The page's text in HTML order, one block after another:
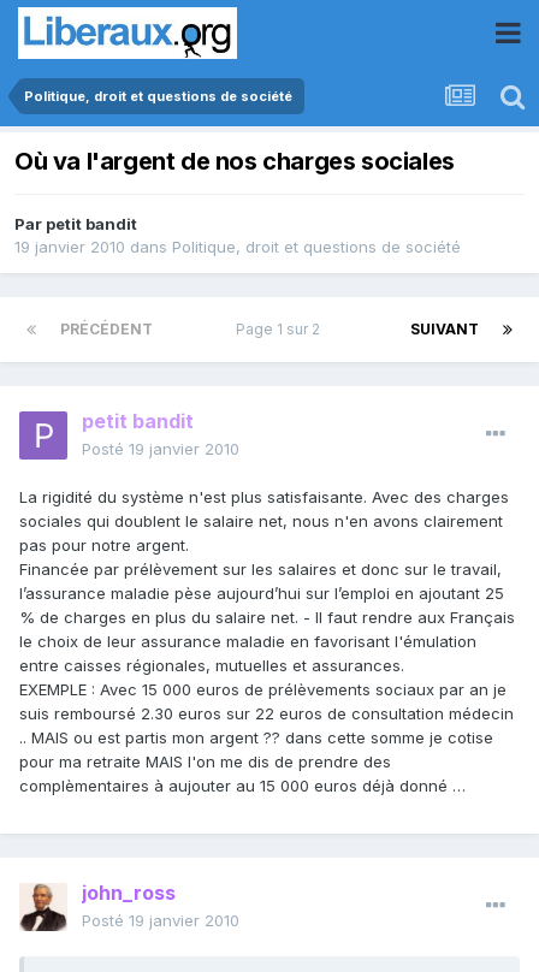
Politique, droit et questions de société
Où va l'argent de nos charges sociales
Par petit bandit
19 janvier 2010 dans Politique, droit et questions de société
PRÉCÉDENT SUIVANT
Page 1 sur 2
petit bandit
Posté 19 janvier 2010
La rigidité du système n'est plus satisfaisante. Avec des charges
sociales qui doublent le salaire net, nous n'en avons clairement
pas pour notre argent.
Financée par prélèvement sur les salaires et donc sur le travail,
l’assurance maladie pèse aujourd’hui sur l’emploi en ajoutant 25
% de charges en plus du salaire net. - Il faut rendre aux Français
le choix de leur assurance maladie en favorisant l'émulation
entre caisses régionales, mutuelles et assurances.
EXEMPLE : Avec 15 000 euros de prélèvements sociaux par an je
suis remboursé 2.30 euros sur 22 euros de consultation médecin
.. MAIS ou est partis mon argent ?? dans cette somme je cotise
pour ma retraite MAIS l'on me dis de prendre des
complèmentaires à aujouter au 15 000 euros déjà donné …
john_ross
Posté 19 janvier 2010